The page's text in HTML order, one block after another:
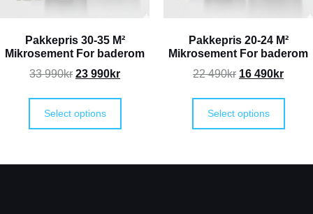
Pakkepris 30-35 M²
Mikrosement For baderom
33 990kr 23 990kr
Select options
Pakkepris 20-24 M²
Mikrosement For baderom
22 490kr 16 490kr
Select options